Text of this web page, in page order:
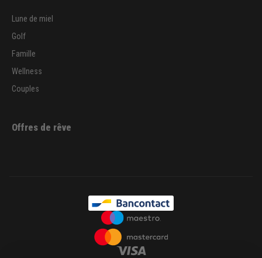
Lune de miel
Golf
Famille
Wellness
Couples
Offres de rêve